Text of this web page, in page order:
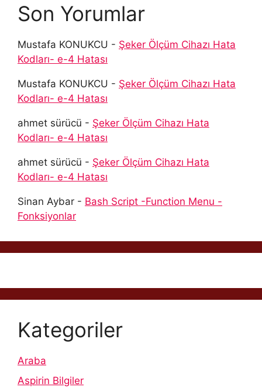
Son Yorumlar
Mustafa KONUKCU - Şeker Ölçüm Cihazı Hata
Kodları- e-4 Hatası
Mustafa KONUKCU - Şeker Ölçüm Cihazı Hata
Kodları- e-4 Hatası
ahmet sürücü - Şeker Ölçüm Cihazı Hata
Kodları- e-4 Hatası
ahmet sürücü - Şeker Ölçüm Cihazı Hata
Kodları- e-4 Hatası
Sinan Aybar - Bash Script -Function Menu -
Fonksiyonlar
Kategoriler
Araba
Aspirin Bilgiler